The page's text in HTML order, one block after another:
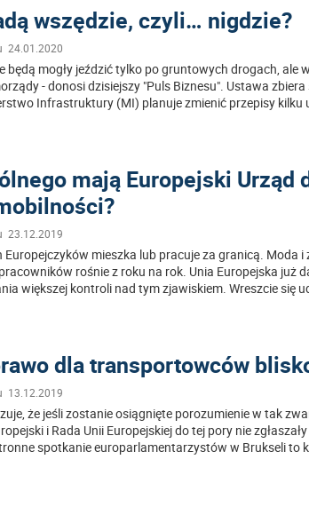
wszędzie, czyli… nigdzie?
24.01.2020
będą mogły jeździć tylko po gruntowych drogach, ale
- donosi dzisiejszy "Puls Biznesu". Ustawa zbiera
Infrastruktury (MI) planuje zmienić przepisy kilku
mają Europejski Urząd
23.12.2019
Europejczyków mieszka lub pracuje za granicą. Moda
rośnie z roku na rok. Unia Europejska już
większej kontroli nad tym zjawiskiem. Wreszcie się
dla transportowców
13.12.2019
że jeśli zostanie osiągnięte porozumienie w tak
i Rada Unii Europejskiej do tej pory nie
spotkanie europarlamentarzystów w Brukseli to